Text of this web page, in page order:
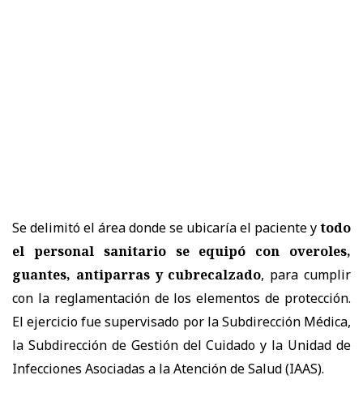
Se delimitó el área donde se ubicaría el paciente ytodo
el personal sanitario se equipó con overoles,
guantes, antiparras y cubrecalzado, para cumplir
con la reglamentación de los elementos de protección.
El ejercicio fue supervisado por la Subdirección Médica,
la Subdirección de Gestión del Cuidado y la Unidad de
Infecciones Asociadas a la Atención de Salud (IAAS).